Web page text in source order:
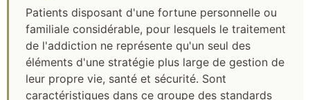
Patients disposant d'une fortune personnelle ou
familiale considérable, pour lesquels le traitement
de l'addiction ne représente qu'un seul des
éléments d'une stratégie plus large de gestion de
leur propre vie, santé et sécurité. Sont
caractéristiques dans ce groupe des standards